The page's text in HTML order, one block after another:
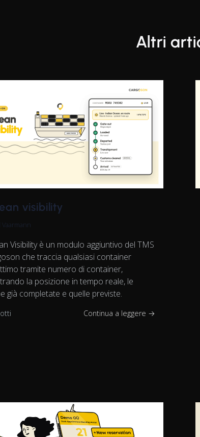
Altri
visibility
Vaarmann
Visibility è un modulo aggiuntivo del TMS
che traccia qualsiasi container
tramite numero di container,
la posizione in tempo reale, le
già completate e quelle previste.
Continua a leggere →